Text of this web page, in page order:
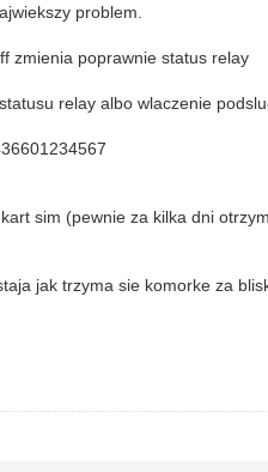
problem.
zmienia poprawnie status relay
relay albo wlaczenie
sim (pewnie za kilka dni
jak trzyma sie komorke za